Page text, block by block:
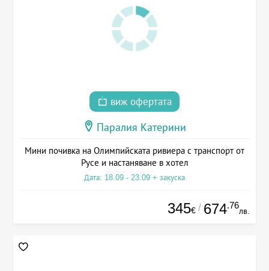
виж офертата
Паралия Катерини
Мини почивка на Олимпийската ривиера с транспорт от
Русе и настаняване в хотел
Дата: 18.09 - 23.09 + закуска
345€ / 674.76
лв.